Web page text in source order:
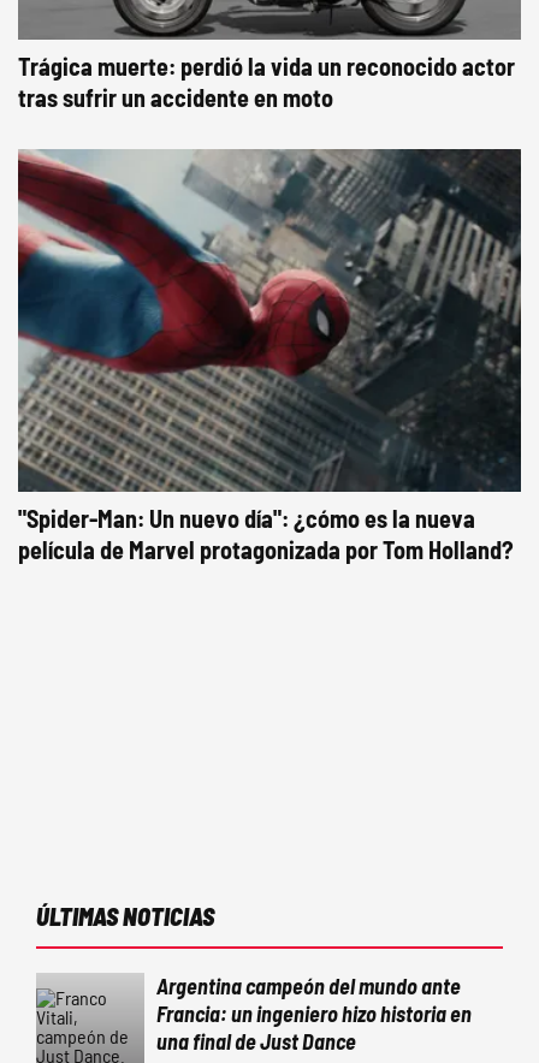
Trágica muerte: perdió la vida un reconocido actor
tras sufrir un accidente en moto
"Spider-Man: Un nuevo día": ¿cómo es la nueva
película de Marvel protagonizada por Tom Holland?
ÚLTIMAS NOTICIAS
Argentina campeón del mundo ante
Francia: un ingeniero hizo historia en
una final de Just Dance